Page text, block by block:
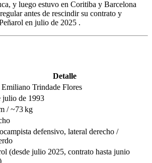
y luego estuvo en Coritiba y Barcelona
antes de rescindir su contrato y
en julio de 2025 .
Detalle
Emiliano Trindade Flores
julio de 1993
/ ~73 kg
defensivo, lateral derecho /
(desde julio 2025, contrato hasta junio